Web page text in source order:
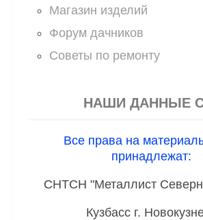
Магазин изделий
Форум дачников
Советы по ремонту
НАШИ ДАННЫЕ
Все права на
принадлежат:
СНТСН "Металлист
Кузбасс г.